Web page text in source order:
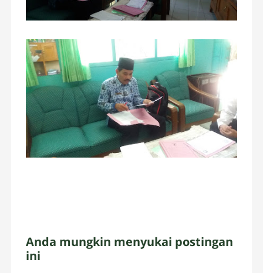
Anda mungkin menyukai postingan
ini